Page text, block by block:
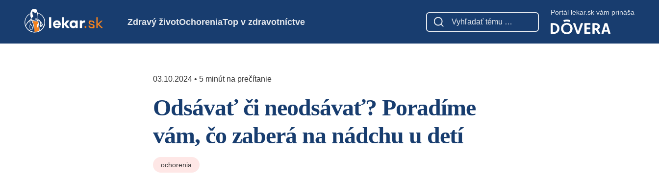
Zdravý životOchoreniaTop v zdravotníctve
Portál lekar.sk vám prináša
03.10.2024 • 5 minút na prečítanie
Odsávať či neodsávať? Poradíme
vám, čo zaberá na nádchu u detí
ochorenia